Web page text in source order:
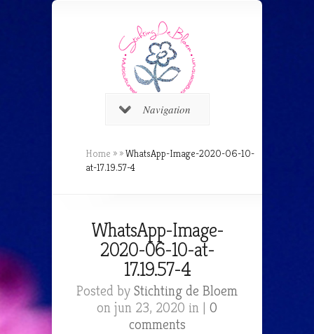
Navigation
Home » »WhatsApp-Image-2020-06-10-
at-17.19.57-4
WhatsApp-Image-
2020-06-10-at-
17.19.57-4
Posted by Stichting de Bloem
on jun 23, 2020 in | 0
comments